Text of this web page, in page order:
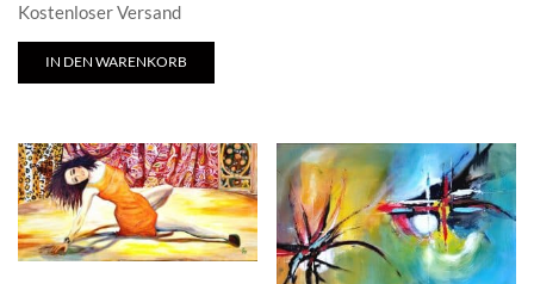
Kostenloser Versand
IN DEN WARENKORB